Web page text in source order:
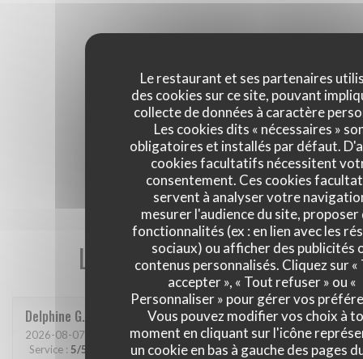
Le restaurant et ses partenaires
des cookies sur ce site, pouvant
collecte de données à caractère
Les cookies dits « nécessaires »
obligatoires et installés par défaut.
cookies facultatifs nécessitent
consentement. Ces cookies
servent à analyser votre
mesurer l'audience du site, proposer
fonctionnalités (ex : en lien avec les
sociaux) ou afficher des publicités
contenus personnalisés. Cliquez sur «
accepter », « Tout refuser » ou «
Personnaliser » pour gérer vos
Vous pouvez modifier vos choix à
moment en cliquant sur l'icône
un cookie en bas à gauche des pages
Les avis de nos clients
Delphine G
2026-08-07 - 20:00 - Couverts 4
Service : 5/5 Ambiance: 4/5 Cuisine: 5/5 Qualité / Prix:5/5